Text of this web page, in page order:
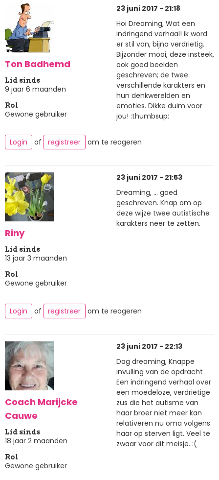
Ton Badhemd
Lid sinds
9 jaar 6 maanden
Rol
Gewone gebruiker
23 juni 2017 - 21:18
Hoi Dreaming, Wat een
indringend verhaal! ik word
er stil van, bijna verdrietig.
Bijzonder mooi, deze insteek,
ook goed beelden
geschreven; de twee
verschillende karakters en
hun denkwerelden en
emoties. Dikke duim voor
jou! :thumbsup:
Login of registreer om te reageren
Riny
Lid sinds
13 jaar 3 maanden
Rol
Gewone gebruiker
23 juni 2017 - 21:53
Dreaming, ... goed
geschreven. Knap om op
deze wijze twee autistische
karakters neer te zetten.
Login of registreer om te reageren
Coach Marijcke
Cauwe
Lid sinds
18 jaar 2 maanden
Rol
Gewone gebruiker
23 juni 2017 - 22:13
Dag dreaming, Knappe
invulling van de opdracht
Een indringend verhaal over
een moedeloze, verdrietige
zus die het autisme van
haar broer niet meer kan
relativeren nu oma volgens
haar op sterven ligt. Veel te
zwaar voor dit meisje. :(